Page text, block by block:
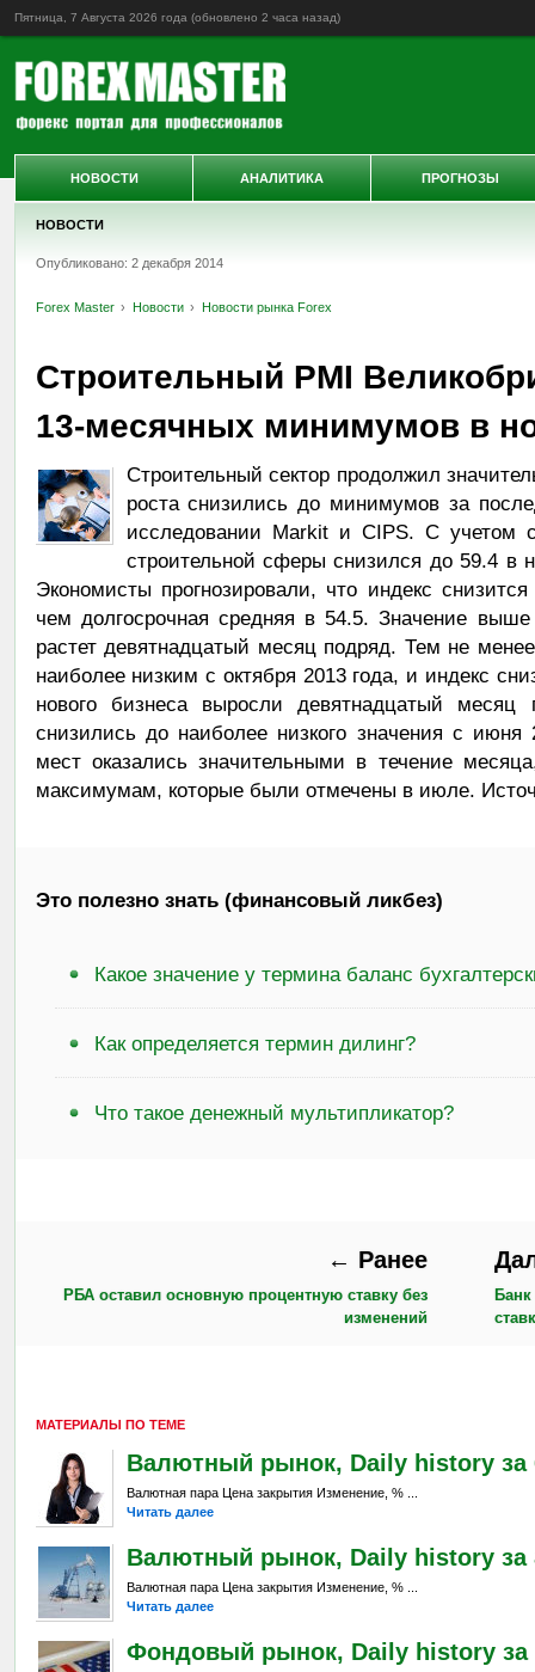
Пятница, 7 Августа 2026 года (обновлено 2 часа назад)
НОВОСТИ
Опубликовано: 2 декабря 2014
Forex Master Новости Новости рынка Forex
Строительный PMI
13-месячных минимумов в
Строительный сектор продолжил
роста снизились до минимумов за
исследовании Markit и CIPS. С учетом
строительной сферы снизился до 59.4
Экономисты прогнозировали, что индекс
чем долгосрочная средняя в 54.5. Значение выше
растет девятнадцатый месяц подряд. Тем не
наиболее низким с октября 2013 года, и индекс
нового бизнеса выросли девятнадцатый
снизились до наиболее низкого значения с
мест оказались значительными в течение
максимумам, которые были отмечены в июле.
Это полезно знать (финансовый ликбез)
Какое значение у термина баланс
Как определяется термин дилинг?
Что такое денежный мультипликатор?
← Ранее
РБА оставил основную процентную ставку без
изменений
МАТЕРИАЛЫ ПО ТЕМЕ
Валютный рынок, Daily history за
Валютная пара Цена закрытия Изменение, % ...
Читать далее
Валютный рынок, Daily history за
Валютная пара Цена закрытия Изменение, % ...
Читать далее
Фондовый рынок, Daily history за
НОВОСТИ АНАЛИТИКА ПРОГНОЗЫ